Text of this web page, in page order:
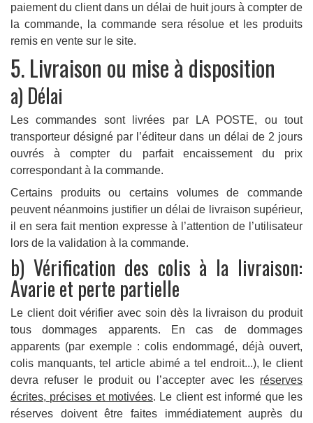
paiement du client dans un délai de huit jours à compter de
la commande, la commande sera résolue et les produits
remis en vente sur le site.
5. Livraison ou mise à disposition
a) Délai
Les commandes sont livrées par LA POSTE, ou tout
transporteur désigné par l’éditeur dans un délai de 2 jours
ouvrés à compter du parfait encaissement du prix
correspondant à la commande.
Certains produits ou certains volumes de commande
peuvent néanmoins justifier un délai de livraison supérieur,
il en sera fait mention expresse à l’attention de l’utilisateur
lors de la validation à la commande.
b) Vérification des colis à la livraison:
Avarie et perte partielle
Le client doit vérifier avec soin dès la livraison du produit
tous dommages apparents. En cas de dommages
apparents (par exemple : colis endommagé, déjà ouvert,
colis manquants, tel article abimé a tel endroit...), le client
devra refuser le produit ou l’accepter avec les réserves
écrites, précises et motivées. Le client est informé que les
réserves doivent être faites immédiatement auprès du